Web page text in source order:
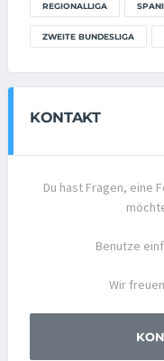
REGIONALLIGA
ZWEITE BUNDESLIGA
KONTAKT
Du hast Fragen, eine
Benutze
Wir